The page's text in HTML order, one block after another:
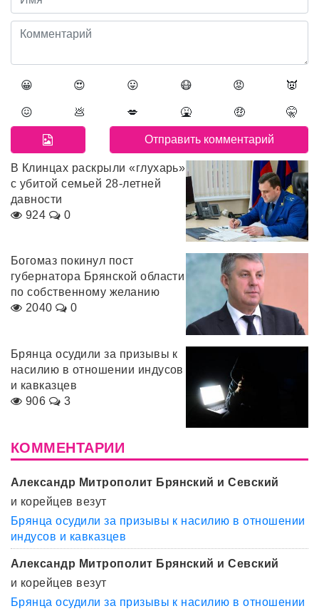
😀 😍 😛 😷 😡 👿
😖 💩 💋 🤮 🤑 🤫
В Клинцах раскрыли «глухарь»
с убитой семьей 28-летней
давности
924
0
Богомаз покинул пост
губернатора Брянской области
по собственному желанию
2040
0
Брянца осудили за призывы к
насилию в отношении индусов
и кавказцев
906
3
КОММЕНТАРИИ
Александр Митрополит Брянский и Севский
и корейцев везут
Брянца осудили за призывы к насилию в отношении
индусов и кавказцев
Александр Митрополит Брянский и Севский
и корейцев везут
Брянца осудили за призывы к насилию в отношении